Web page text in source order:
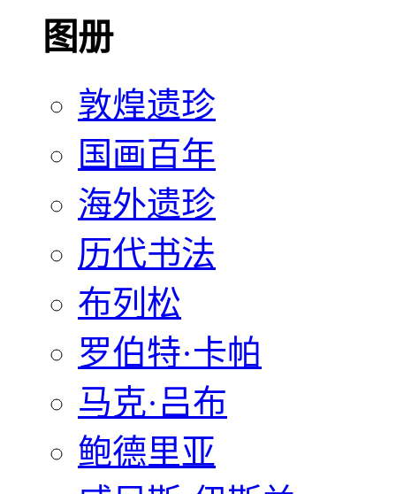
图册
敦煌遗珍
国画百年
海外遗珍
历代书法
布列松
罗伯特·卡帕
马克·吕布
鲍德里亚